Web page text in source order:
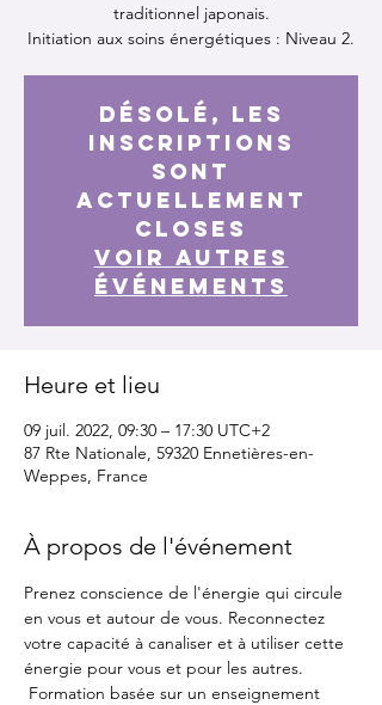
traditionnel japonais.
Initiation aux soins énergétiques : Niveau 2.
Désolé, les
inscriptions
sont
actuellement
closes
Voir autres
événements
Heure et lieu
09 juil. 2022, 09:30 – 17:30 UTC+2
87 Rte Nationale, 59320 Ennetières-en-
Weppes, France
À propos de l'événement
Prenez conscience de l'énergie qui circule
en vous et autour de vous. Reconnectez
votre capacité à canaliser et à utiliser cette
énergie pour vous et pour les autres.
Formation basée sur un enseignement